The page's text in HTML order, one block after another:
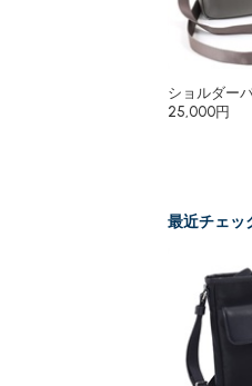
ショルダー
25,000円
最近チェッ